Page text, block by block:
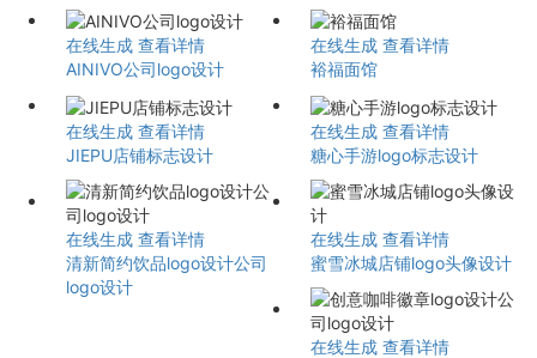
在线生成 查看详情
AINIVO公司logo设计
在线生成 查看详情
裕福面馆
在线生成 查看详情
JIEPU店铺标志设计
在线生成 查看详情
糖心手游logo标志设计
在线生成 查看详情
清新简约饮品logo设计公司
logo设计
在线生成 查看详情
蜜雪冰城店铺logo头像设计
在线生成 查看详情